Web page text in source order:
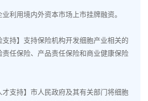
用境内外资本市场上市挂牌融资。
】支持保险机构开发细胞产业相关的
任保险、 产品责任保险和商业健康保险
支持】市人民政府及其有关部门将细胞